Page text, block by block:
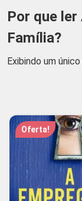
Por que ler
Família?
Exibindo um
Oferta!